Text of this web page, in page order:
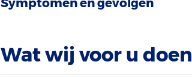
Symptomen en gevolgen
Wat wij voor u doen